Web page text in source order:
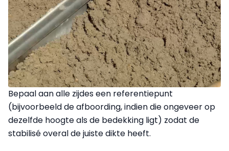
Bepaal aan alle zijdes een referentiepunt
(bijvoorbeeld de afboording, indien die ongeveer op
dezelfde hoogte als de bedekking ligt) zodat de
stabilisé overal de juiste dikte heeft.